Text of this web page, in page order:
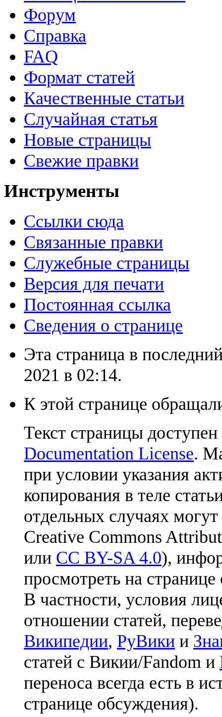
Форум
Справка
FAQ
Формат статей
Качественные статьи
Случайная статья
Новые страницы
Свежие правки
Инструменты
Ссылки сюда
Связанные правки
Служебные страницы
Версия для печати
Постоянная ссылка
Сведения о странице
Эта страница в
2021 в 02:14.
К этой странице
Текст страницы
Documentation License.
при условии указания
копирования в теле
отдельных случаях
Creative Commons
или CC BY-SA 4.0),
просмотреть на
В частности, условия
отношении статей,
Википедии, РуВики и
статей с Викии/Fandom и
переноса всегда есть в
странице обсуждения).